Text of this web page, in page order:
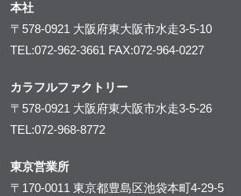
本社
〒578-0921 大阪府東大阪市水走3-5-10
TEL:072-962-3661 FAX:072-964-0227
カラフルファクトリー
〒578-0921 大阪府東大阪市水走3-5-26
TEL:072-968-8772
東京営業所
〒170-0011東京都豊島区池袋本町4-29-5